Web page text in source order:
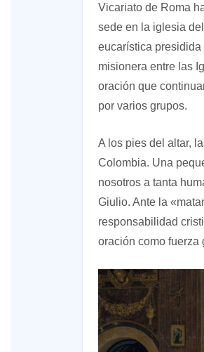
Vicariato de Roma
sede en la iglesia
eucarística
misionera entre las
oración que
por varios grupos.
A los pies del altar,
Colombia. Una
nosotros a tanta
Giulio. Ante la
responsabilidad
oración como fuerza